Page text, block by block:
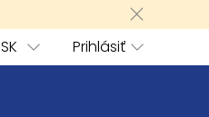
Prihlásiť
SK